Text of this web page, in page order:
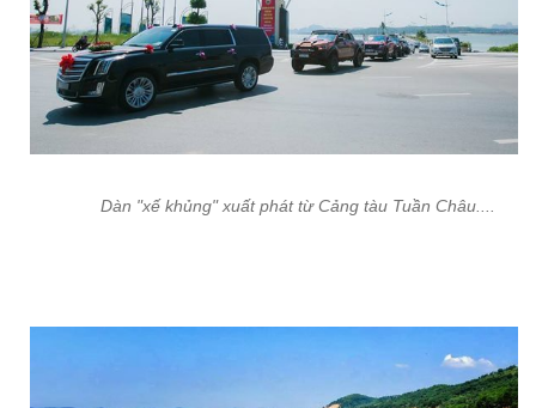
Dàn "xế khủng" xuất phát từ Cảng tàu Tuần Châu....